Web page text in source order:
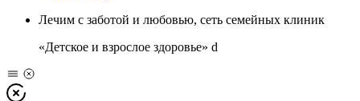
Лечим с заботой и любовью, сеть семейных клиник
«Детское и взрослое здоровье» d